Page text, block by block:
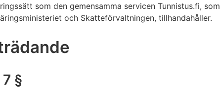
som den gemensamma servicen Tunnistus.fi, som
och Skatteförvaltningen, tillhandahåller.
7 §